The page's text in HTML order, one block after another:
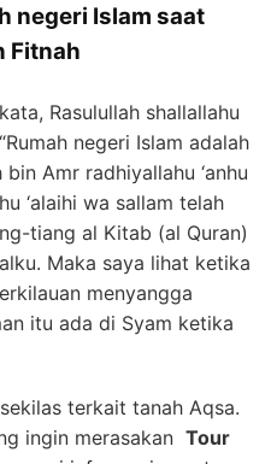
negeri Islam saat
Fitnah
Rasulullah shallallahu
negeri Islam adalah
Amr radhiyallahu ‘anhu
‘alaihi wa sallam telah
tiang al Kitab (al Quran)
Maka saya lihat ketika
menyangga
itu ada di Syam ketika
terkait tanah Aqsa.
ingin merasakan Tour